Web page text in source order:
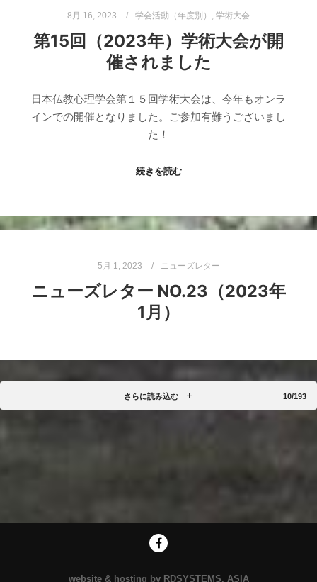
8月 16, 2023 学会活動（年度別） 学術大会
第15回（2023年）学術大会が開
催されました
日本仏教心理学会第１５回学術大会は、今年もオンラ
インでの開催となりました。ご参加有難うございまし
た！
続きを読む
5月 1, 2023 ニューズレター
ニューズレター NO.23（2023年
1月）
さらに読み込む 10/193
website & hosting by RDSYSTEMS, ASIA